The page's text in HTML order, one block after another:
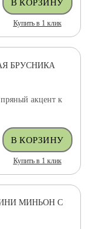
Купить в 1 клик
БРУСНИКА
акцент к
Купить в 1 клик
МИНЬОН С